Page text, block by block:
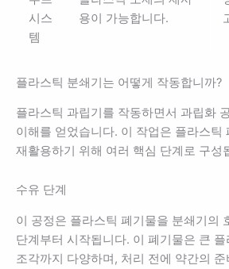
시스
템
용이 가능합니다.
플라스틱 분쇄기는 어떻게 작동합니까?
플라스틱 과립기를 작동하면서 과립화
이해를 얻었습니다. 이 작업은 플라스틱
재활용하기 위해 여러 핵심 단계로 구성
수유 단계
이 공정은 플라스틱 폐기물을 분쇄기의
단계부터 시작됩니다. 이 폐기물은 큰
조각까지 다양하며, 처리 전에 약간의